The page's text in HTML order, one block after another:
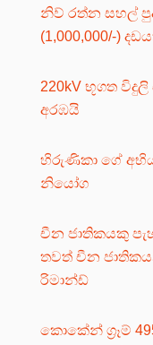
නිව් රත්න සහල්
(1,000,000/-)
220kV භූගත
අරඹයි
හිරුණිකා ගේ
නියෝග
චීන ජාතිකයකු
තවත් චීන
රිමාන්ඩ්
කොකේන් ග්‍රෑම්